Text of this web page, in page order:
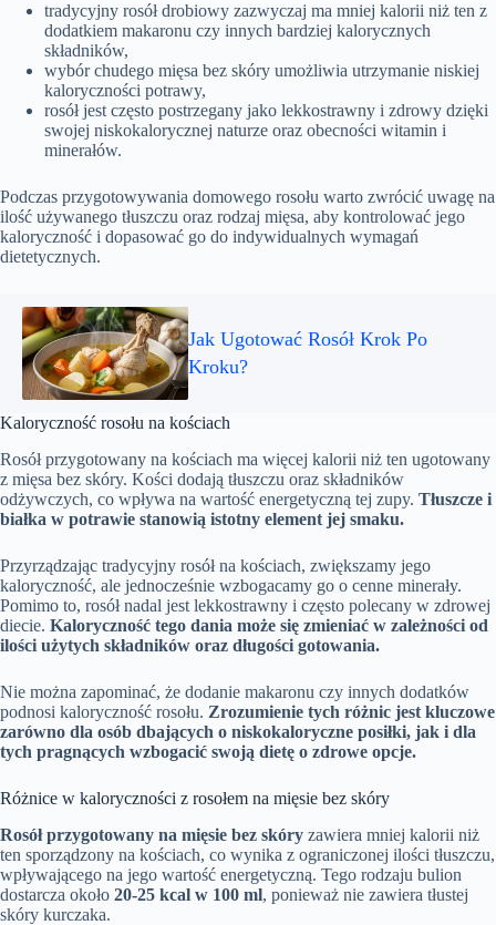
tradycyjny rosół drobiowy zazwyczaj ma mniej kalorii niż ten z
dodatkiem makaronu czy innych bardziej kalorycznych
składników,
wybór chudego mięsa bez skóry umożliwia utrzymanie niskiej
kaloryczności potrawy,
rosół jest często postrzegany jako lekkostrawny i zdrowy dzięki
swojej niskokalorycznej naturze oraz obecności witamin i
minerałów.
Podczas przygotowywania domowego rosołu warto zwrócić uwagę na
ilość używanego tłuszczu oraz rodzaj mięsa, aby kontrolować jego
kaloryczność i dopasować go do indywidualnych wymagań
dietetycznych.
Jak Ugotować Rosół Krok Po
Kroku?
Kaloryczność rosołu na kościach
Rosół przygotowany na kościach ma więcej kalorii niż ten ugotowany
z mięsa bez skóry. Kości dodają tłuszczu oraz składników
odżywczych, co wpływa na wartość energetyczną tej zupy. Tłuszcze i
białka w potrawie stanowią istotny element jej smaku.
Przyrządzając tradycyjny rosół na kościach, zwiększamy jego
kaloryczność, ale jednocześnie wzbogacamy go o cenne minerały.
Pomimo to, rosół nadal jest lekkostrawny i często polecany w zdrowej
diecie. Kaloryczność tego dania może się zmieniać w zależności od
ilości użytych składników oraz długości gotowania.
Nie można zapominać, że dodanie makaronu czy innych dodatków
podnosi kaloryczność rosołu. Zrozumienie tych różnic jest kluczowe
zarówno dla osób dbających o niskokaloryczne posiłki, jak i dla
tych pragnących wzbogacić swoją dietę o zdrowe opcje.
Różnice w kaloryczności z rosołem na mięsie bez skóry
Rosół przygotowany na mięsie bez skóry zawiera mniej kalorii niż
ten sporządzony na kościach, co wynika z ograniczonej ilości tłuszczu,
wpływającego na jego wartość energetyczną. Tego rodzaju bulion
dostarcza około 20-25 kcal w 100 ml, ponieważ nie zawiera tłustej
skóry kurczaka.